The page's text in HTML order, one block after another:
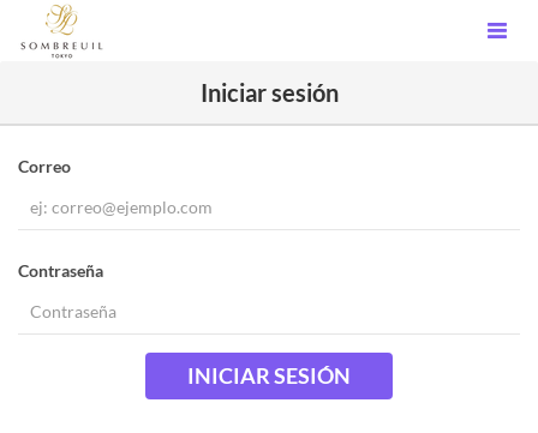
Iniciar sesión
Correo
Contraseña
INICIAR SESIÓN